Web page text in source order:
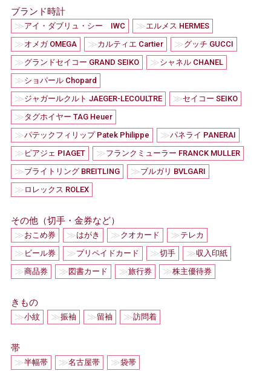
ブランド時計
≫アイ・ダブリュ・シー IWC ≫エルメス HERMES
≫オメガ OMEGA ≫カルティエ Cartier ≫グッチ GUCCI
≫グランドセイコー GRAND SEIKO ≫シャネル CHANEL
≫ショパール Chopard
≫ジャガールクルト JAEGER-LECOULTRE ≫セイコー SEIKO
≫タグホイヤー TAG Heuer
≫パテックフィリップ Patek Philippe ≫パネライ PANERAI
≫ ピアジェ PIAGET ≫フランクミューラー FRANCK MULLER
≫ブライトリング BREITLING ≫ブルガリ BVLGARI
≫ ロレックス ROLEX
その他（切手・金券など）
≫おこめ券 ≫はがき ≫クオカード ≫テレカ
≫ ビール券 ≫プリペイドカード ≫切手 ≫収入印紙
≫商品券 ≫ 図書カード ≫旅行券 ≫株主優待券
きもの
≫小紋 ≫振袖 ≫留袖 ≫訪問着
帯
≫半幅帯 ≫名古屋帯 ≫袋帯